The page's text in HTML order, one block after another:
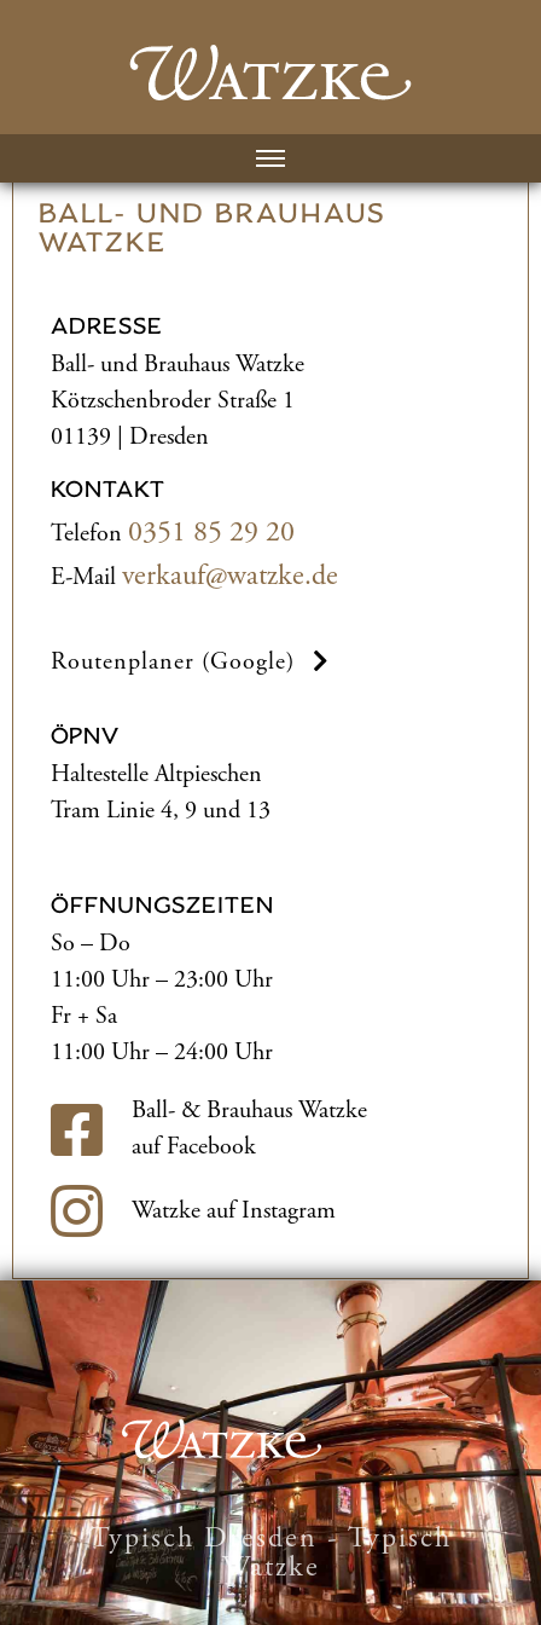
BALL- UND­ BRAUHAUS
WATZKE
ADRESSE
Ball- und­ Brauhaus Watzke
Kötzschenbroder Straße 1
01139 | Dresden
KONTAKT
Telefon 0351 85 29 20
E-Mailverkauf@watzke.de
Routenplaner (Google)
ÖPNV
Haltestelle Altpieschen
Tram Linie 4, 9 und 13
ÖFFNUNGSZEITEN
So – Do
11:00 Uhr – 23:00 Uhr
Fr + Sa
11:00 Uhr – 24:00 Uhr
Ball- & Brauhaus Watzke
auf Facebook
Watzke auf Instagram
Typisch Dresden - Typisch
Watzke